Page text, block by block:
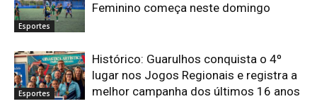
Esportes
Feminino começa neste domingo
Esportes
Histórico: Guarulhos conquista o 4º
lugar nos Jogos Regionais e registra a
melhor campanha dos últimos 16 anos